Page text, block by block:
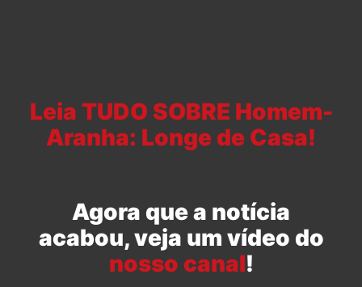
Leia TUDO SOBRE Homem-
Aranha: Longe de Casa!
Agora que a notícia
acabou, veja um vídeo do
nosso canal!